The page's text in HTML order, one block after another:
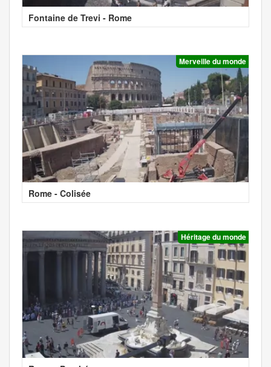
Fontaine de Trevi - Rome
Merveille du monde
Rome - Colisée
Héritage du monde